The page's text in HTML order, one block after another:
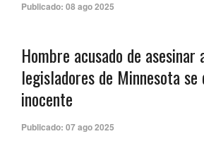
Publicado: 08 ago 2025
Hombre acusado de asesinar
legisladores de Minnesota se
inocente
Publicado: 07 ago 2025